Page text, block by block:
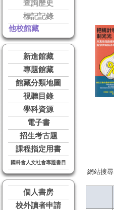
查詢歷史
標記記錄
他校館藏
新進館藏
專題館藏
館藏分類地圖
視聽目錄
學科資源
電子書
招生考古題
課程指定用書
國科會人文社會專題書目
個人書房
校外讀者申請
網站搜尋